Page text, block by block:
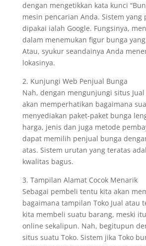
dengan mengetikkan kata kunci
mesin pencarian Anda. Sistem yang
dipakai ialah Google. Fungsinya,
dalam menemukan figur bunga
Atau, syukur seandainya Anda
lokasinya.
2. Kunjungi Web Penjual Bunga
Nah, dengan mengunjungi situs
akan memperhatikan bagaimana
menyediakan paket-paket bunga
harga, jenis dan juga metode
dapat memilih penjual bunga
atas. Sistem urutan yang teratas
kwalitas bagus.
3. Tampilan Alamat Cocok Menarik
Sebagai pembeli tentu kita akan
bagaimana tampilan Toko Jual atau
kita membeli suatu barang, meski
online sekalipun. Nah, begitupun
situs suatu Toko. Sistem jika Toko